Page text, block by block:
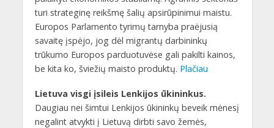
turi strateginę reikšmę šalių apsirūpinimui maistu.
Europos Parlamento tyrimų tarnyba praėjusią
savaitę įspėjo, jog dėl migrantų darbininkų
trūkumo Europos parduotuvėse gali pakilti kainos,
be kita ko, šviežių maisto produktų. Plačiau
Lietuva visgi įsileis Lenkijos ūkininkus.
Daugiau nei šimtui Lenkijos ūkininkų beveik mėnesį
negalint atvykti į Lietuvą dirbti savo žemės,